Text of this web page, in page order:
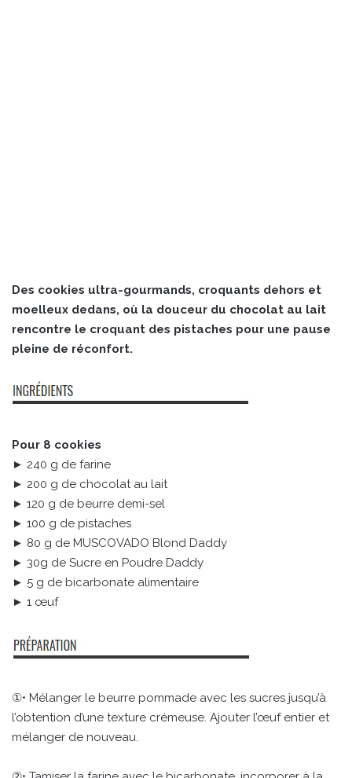
Des cookies ultra-gourmands, croquants dehors et
moelleux dedans, où la douceur du chocolat au lait
rencontre le croquant des pistaches pour une pause
pleine de réconfort.
Pour 8 cookies
► 240 g de farine
► 200 g de chocolat au lait
► 120 g de beurre demi-sel
► 100 g de pistaches
► 80 g de MUSCOVADO Blond Daddy
► 30g de Sucre en Poudre Daddy
► 5 g de bicarbonate alimentaire
► 1 œuf
①• Mélanger le beurre pommade avec les sucres jusqu’à
l’obtention d’une texture crémeuse. Ajouter l’œuf entier et
mélanger de nouveau.